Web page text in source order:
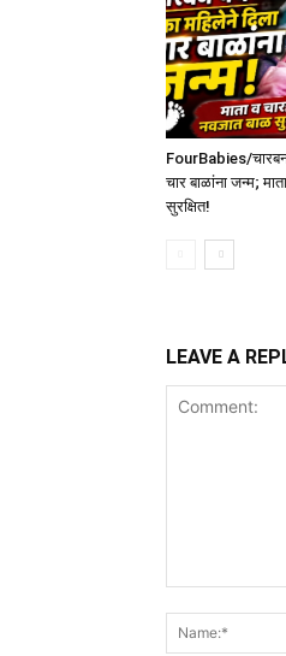
FourBabies/
चार बाळांना जन्म;
सुरक्षित!
LEAVE A